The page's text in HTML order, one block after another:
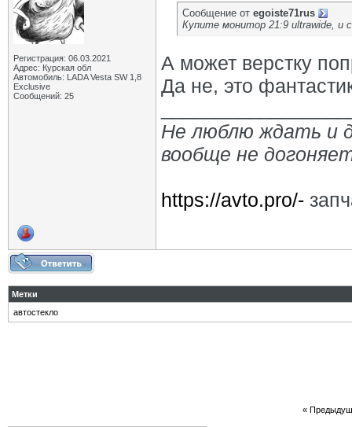
Регистрация: 06.03.2021
Адрес: Курская обл
Автомобиль: LADA Vesta SW 1,8
Exclusive
Сообщений: 25
Сообщение от egoiste71rus
Купите монитор 21:9 ultrawide, и
А может верстку
Да не, это
Не люблю ждать и
вообще не
https://avto.pro/-
Метки
автостекло
«